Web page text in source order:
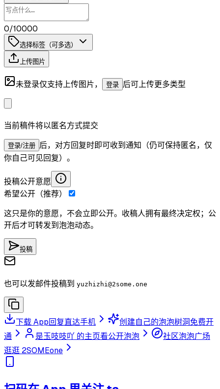
0/10000
选择标签（可多选）
上传图片
未登录仅支持上传图片， 登录 后可上传更多类型
当前稿件将以匿名方式提交
登录/注册 后，对方回复时即可收到通知（仍可保持匿名，仅
你自己可见回复）。
投稿公开意愿
希望公开（推荐）
这只是你的意愿，不会立即公开。收稿人拥有最终决定权；公
开后才可转发到泡泡动态。
投稿
也可以发邮件投稿到 yuzhizhi @2some.one
下载 App回复直达手机 创建自己的泡泡树洞免费开
通
是玉吱吱吖 的主页看公开泡泡
社区泡泡广场
逛逛 2SOMEone